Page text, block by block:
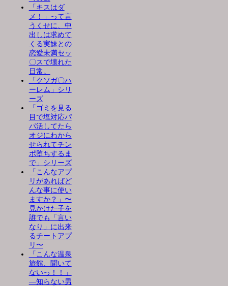
「キスはダ
メ！」って言
うくせに、中
出しは求めて
くる実妹との
恋愛未満セッ
〇スで壊れた
日常。
「クソガ〇ハ
ーレム」シリ
ーズ
「ゴミを見る
目で塩対応パ
パ活してたら
オジにわから
せられてチン
ポ堕ちするま
で」シリーズ
「こんなアプ
リがあればど
んな事に使い
ますか？」〜
見かけた子を
誰でも「言い
なり」に出来
るチートアプ
リ〜
「こんな温泉
旅館、聞いて
ないっ！！」
―知らない男